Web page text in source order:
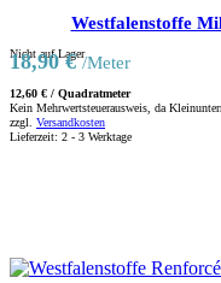
Westfalenstoffe
Nicht auf Lager
18,90€ /Meter
12,60 € / Quadratmeter
Kein Mehrwertsteuerausweis, da
zzgl. Versandkosten
Lieferzeit: 2 - 3 Werktage